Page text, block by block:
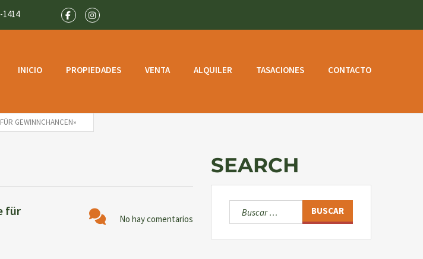
1414
INICIO PROPIEDADES VENTA ALQUILER TASACIONES CONTACTO
GEWINNCHANCEN»
No hay comentarios
für
SEARCH
Buscar: